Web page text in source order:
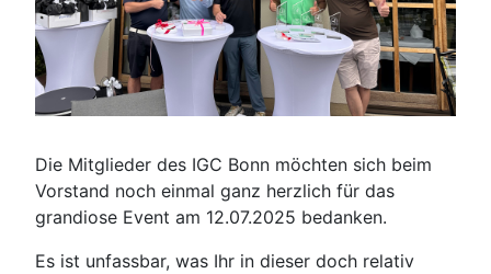
Die Mitglieder des IGC Bonn möchten sich beim
Vorstand noch einmal ganz herzlich für das
grandiose Event am 12.07.2025 bedanken.
Es ist unfassbar, was Ihr in dieser doch relativ